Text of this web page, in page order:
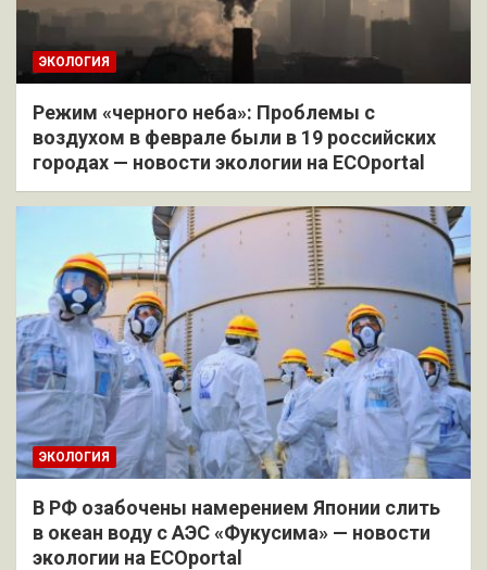
ЭКОЛОГИЯ
Режим «черного неба»: Проблемы с
воздухом в феврале были в 19 российских
городах — новости экологии на ECOportal
ЭКОЛОГИЯ
В РФ озабочены намерением Японии слить
в океан воду с АЭС «Фукусима» — новости
экологии на ECOportal